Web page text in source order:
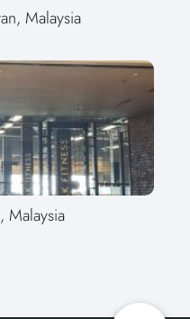
Malaysia
Malaysia